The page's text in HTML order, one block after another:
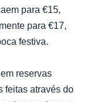
para €15,
para €17,
festiva.
reservas
feitas através do